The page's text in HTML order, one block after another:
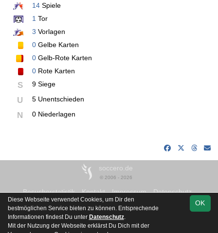
Team 11Teamsports Spielplan
14 Spiele
1 Tor
3 Vorlagen
0 Gelbe Karten
0 Gelb-Rote Karten
0 Rote Karten
S 9 Siege
U 5 Unentschieden
N 0 Niederlagen
soccero.de
© 2006 - 2026
Besucherstatistik Kontakt Impressum
Datenschutz
OK
Diese Webseite verwendet Cookies, um Dir den
bestmöglichen Service bieten zu können. Entsprechende
Informationen findest Du unter Datenschutz.
Mit der Nutzung der Webseite erklärst Du Dich mit der